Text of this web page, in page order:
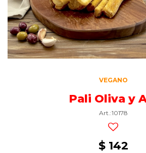
VEGANO
Pali Oliva y
10178
$ 142